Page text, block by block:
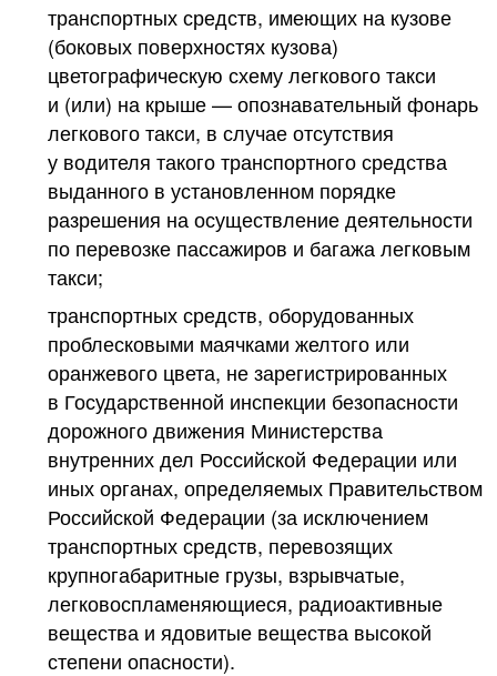
транспортных средств, имеющих на кузове
(боковых поверхностях кузова)
цветографическую схему легкового такси
и (или) на крыше — опознавательный фонарь
легкового такси, в случае отсутствия
у водителя такого транспортного средства
выданного в установленном порядке
разрешения на осуществление деятельности
по перевозке пассажиров и багажа легковым
такси;
транспортных средств, оборудованных
проблесковыми маячками желтого или
оранжевого цвета, не зарегистрированных
в Государственной инспекции безопасности
дорожного движения Министерства
внутренних дел Российской Федерации или
иных органах, определяемых Правительством
Российской Федерации (за исключением
транспортных средств, перевозящих
крупногабаритные грузы, взрывчатые,
легковоспламеняющиеся, радиоактивные
вещества и ядовитые вещества высокой
степени опасности).